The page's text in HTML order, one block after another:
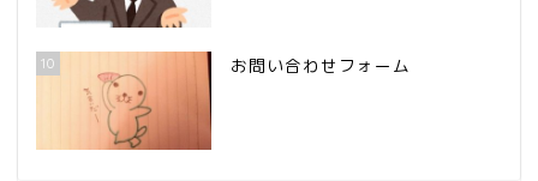
10 お問い合わせフォーム